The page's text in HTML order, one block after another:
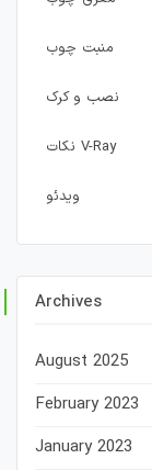
منبت چوب
نصب و کرک
نکات V-Ray
ویدئو
Archives
August 2025
February 2023
January 2023